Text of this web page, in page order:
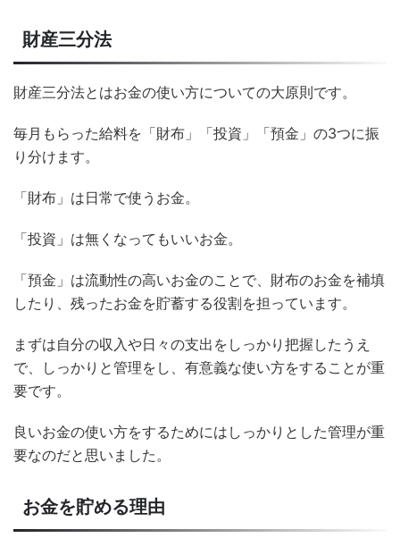
財産三分法
財産三分法とはお金の使い方についての大原則です。
毎月もらった給料を「財布」「投資」「預金」の3つに振
り分けます。
「財布」は日常で使うお金。
「投資」は無くなってもいいお金。
「預金」は流動性の高いお金のことで、財布のお金を補填
したり、残ったお金を貯蓄する役割を担っています。
まずは自分の収入や日々の支出をしっかり把握したうえ
で、しっかりと管理をし、有意義な使い方をすることが重
要です。
良いお金の使い方をするためにはしっかりとした管理が重
要なのだと思いました。
お金を貯める理由